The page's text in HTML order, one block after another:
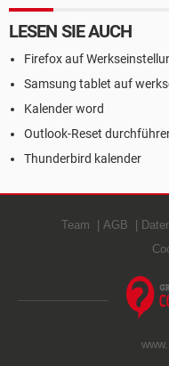
LESEN SIE AUCH
Firefox auf
Samsung tablet auf
Kalender word
Outlook-Reset
Thunderbird kalender
Team AGB